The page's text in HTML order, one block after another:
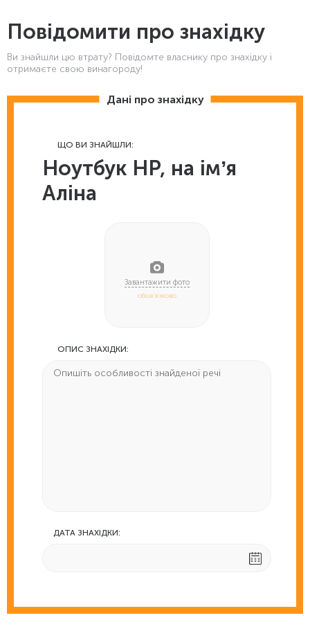
Повідомити про знахідку
Ви знайшли цю втрату? Повідомте власнику про знахідку і
отримаєте свою винагороду!
Дані про знахідку
ЩО ВИ ЗНАЙШЛИ:
Ноутбук HP, на імʼя
Аліна
обов'язково
ОПИС ЗНАХІДКИ:
ДАТА ЗНАХІДКИ: